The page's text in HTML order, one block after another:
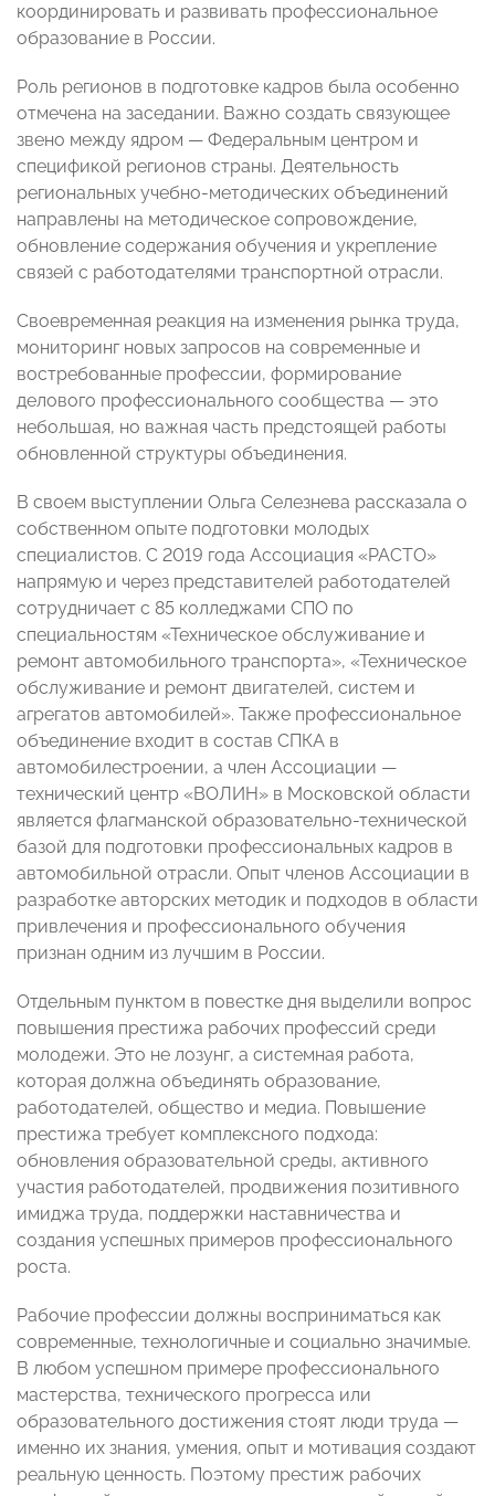
координировать и развивать профессиональное
образование в России.
Роль регионов в подготовке кадров была особенно
отмечена на заседании. Важно создать связующее
звено между ядром — Федеральным центром и
спецификой регионов страны. Деятельность
региональных учебно-методических объединений
направлены на методическое сопровождение,
обновление содержания обучения и укрепление
связей с работодателями транспортной отрасли.
Своевременная реакция на изменения рынка труда,
мониторинг новых запросов на современные и
востребованные профессии, формирование
делового профессионального сообщества — это
небольшая, но важная часть предстоящей работы
обновленной структуры объединения.
В своем выступлении Ольга Селезнева рассказала о
собственном опыте подготовки молодых
специалистов. С 2019 года Ассоциация «РАСТО»
напрямую и через представителей работодателей
сотрудничает с 85 колледжами СПО по
специальностям «Техническое обслуживание и
ремонт автомобильного транспорта», «Техническое
обслуживание и ремонт двигателей, систем и
агрегатов автомобилей». Также профессиональное
объединение входит в состав СПКА в
автомобилестроении, а член Ассоциации —
технический центр «ВОЛИН» в Московской области
является флагманской образовательно-технической
базой для подготовки профессиональных кадров в
автомобильной отрасли. Опыт членов Ассоциации в
разработке авторских методик и подходов в области
привлечения и профессионального обучения
признан одним из лучшим в России.
Отдельным пунктом в повестке дня выделили вопрос
повышения престижа рабочих профессий среди
молодежи. Это не лозунг, а системная работа,
которая должна объединять образование,
работодателей, общество и медиа. Повышение
престижа требует комплексного подхода:
обновления образовательной среды, активного
участия работодателей, продвижения позитивного
имиджа труда, поддержки наставничества и
создания успешных примеров профессионального
роста.
Рабочие профессии должны восприниматься как
современные, технологичные и социально значимые.
В любом успешном примере профессионального
мастерства, технического прогресса или
образовательного достижения стоят люди труда —
именно их знания, умения, опыт и мотивация создают
реальную ценность. Поэтому престиж рабочих